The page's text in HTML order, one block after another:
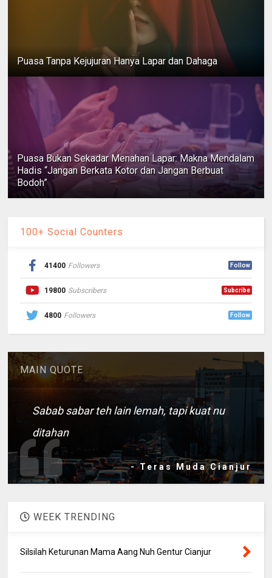
Puasa Tanpa Kejujuran Hanya Lapar dan Dahaga
Puasa Bukan Sekadar Menahan Lapar: Makna Mendalam
Hadis “Jangan Berkata Kotor dan Jangan Berbuat
Bodoh”
100+ Social Counters
41400 Followers Follow
19800 Subscribers Subcribe
4800 Followers Follow
MAIN QUOTE
Sabab sabar teh lain lemah, tapi kuat nu
ditahan
- Teras Muda Cianjur
WEEK TRENDING
Silsilah Keturunan Mama Aang Nuh Gentur Cianjur